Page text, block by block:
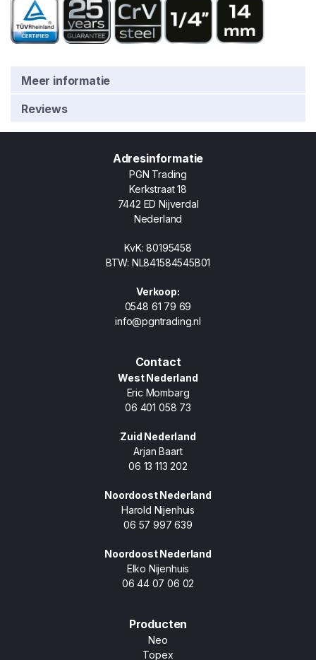
Meer informatie
Reviews
Adresinformatie
PGN Trading
Kerkstraat 18
7442 ED Nijverdal
Nederland
KvK: 80195458
BTW: NL841584545B01
Verkoop:
0548 61 79 69
info@pgntrading.nl
Contact
West Nederland
Eric Mombarg
06 401 058 73
Zuid Nederland
Arjan Baart
06 13 113 202
Noordoost Nederland
Harold Nijenhuis
06 57 997 639
Noordoost Nederland
Elko Nijenhuis
06 44 07 06 02
Producten
Neo
Topex